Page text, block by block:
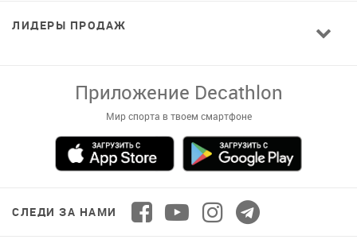
ЛИДЕРЫ ПРОДАЖ
Приложение Decathlon
Мир спорта в твоем смартфоне
СЛЕДИ ЗА НАМИ